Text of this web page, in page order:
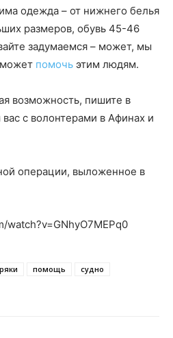
одежда – от нижнего белья
размеров, обувь 45-46
задумаемся – может, мы
может помочь этим людям.
возможность, пишите в
с волонтерами в Афинах и
операции, выложенное в
помощь
судно